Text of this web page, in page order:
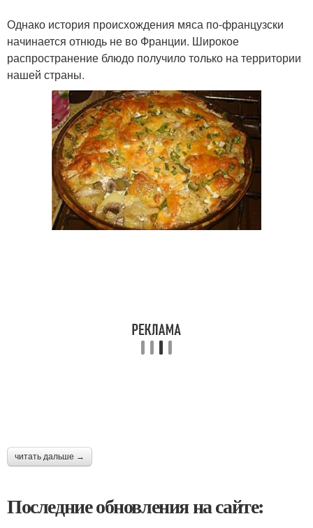
Однако история происхождения мяса по-французски
начинается отнюдь не во Франции. Широкое
распространение блюдо получило только на территории
нашей страны.
читать дальше →
Последние обновления на сайте: